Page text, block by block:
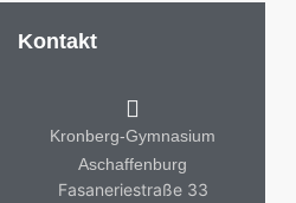
Kontakt
Kronberg-Gymnasium
Aschaffenburg
Fasaneriestraße 33